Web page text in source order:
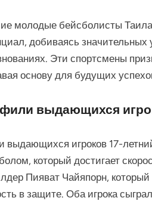
молодые бейсболисты
добиваясь
Эти спортсмены
основу для будущих
выдающихся
выдающихся игроков 17-
который достигает
Пияват Чайяпорн,
в защите. Оба игрока